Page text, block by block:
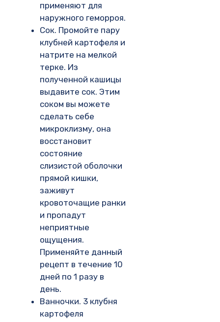
применяют для
наружного геморроя.
Сок. Промойте пару
клубней картофеля и
натрите на мелкой
терке. Из
полученной кашицы
выдавите сок. Этим
соком вы можете
сделать себе
микроклизму, она
восстановит
состояние
слизистой оболочки
прямой кишки,
заживут
кровоточащие ранки
и пропадут
неприятные
ощущения.
Применяйте данный
рецепт в течение 10
дней по 1 разу в
день.
Ванночки. 3 клубня
картофеля